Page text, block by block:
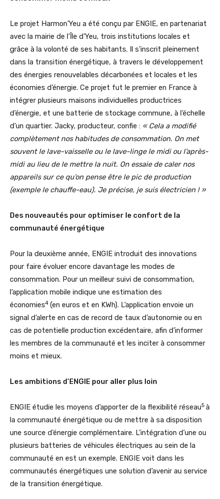
Le projet Harmon’Yeu a été conçu par ENGIE, en partenariat
avec la mairie de l’Île d’Yeu, trois institutions locales et
grâce à la volonté de ses habitants. Il s’inscrit pleinement
dans la transition énergétique, à travers le développement
des énergies renouvelables décarbonées et locales et les
économies d’énergie. Ce projet fut le premier en France à
intégrer plusieurs maisons individuelles productrices
d’énergie, et une batterie de stockage commune, à l’échelle
d’un quartier. Jacky, producteur, confie : « Cela a modifié
complètement nos habitudes de consommation. On met
souvent le lave-vaisselle ou le lave-linge le midi ou l’après-
midi au lieu de le mettre la nuit. On essaie de caler nos
appareils sur ce qu’on pense être le pic de production
(exemple le chauffe-eau). Je précise, je suis électricien ! »
Des nouveautés pour optimiser le confort de la
communauté énergétique
Pour la deuxième année, ENGIE introduit des innovations
pour faire évoluer encore davantage les modes de
consommation. Pour un meilleur suivi de consommation,
l’application mobile indique une estimation des
économies4 (en euros et en KWh). L’application envoie un
signal d’alerte en cas de record de taux d’autonomie ou en
cas de potentielle production excédentaire, afin d’informer
les membres de la communauté et les inciter à consommer
moins et mieux.
Les ambitions d’ENGIE pour aller plus loin
ENGIE étudie les moyens d’apporter de la flexibilité réseau5 à
la communauté énergétique ou de mettre à sa disposition
une source d’énergie complémentaire. L’intégration d’une ou
plusieurs batteries de véhicules électriques au sein de la
communauté en est un exemple. ENGIE voit dans les
communautés énergétiques une solution d’avenir au service
de la transition énergétique.